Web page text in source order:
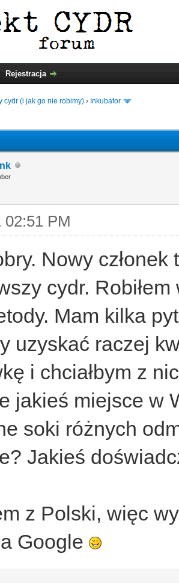
Rejestracja
cydr (i jak go nie robimy) › Inkubator
02:51 PM
Nowy
cydr.
Mam kilka
uzyskać raczej
i chciałbym z
jakieś miejsce w
soki różnych
Jakieś
z Polski, więc
Google